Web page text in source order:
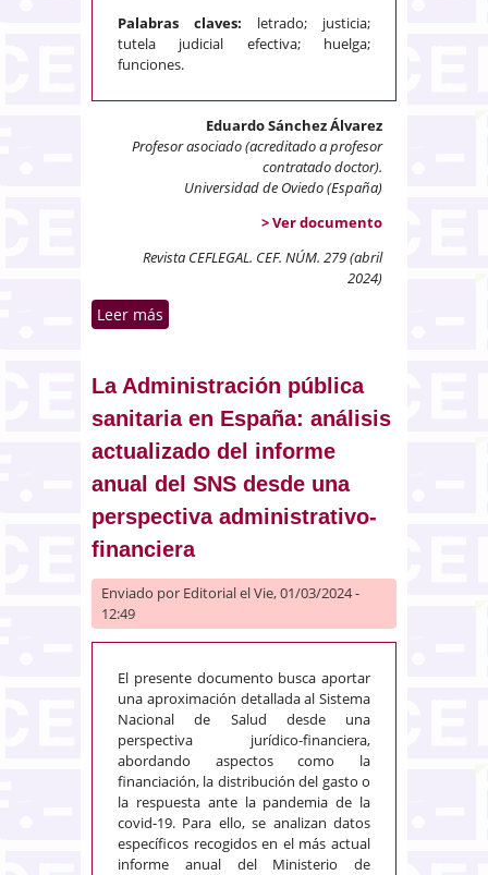
Palabras claves: letrado; justicia;
tutela judicial efectiva; huelga;
funciones.
Eduardo Sánchez Álvarez
Profesor asociado (acreditado a profesor
contratado doctor).
Universidad de Oviedo (España)
> Ver documento
Revista CEFLEGAL. CEF. NÚM. 279 (abril
2024)
Leer más
judicial efectiva. (Reflexiones
críticas y propuestas de futuro a
partir de un conflicto laboral)
La Administración pública
sanitaria en España: análisis
actualizado del informe
anual del SNS desde una
perspectiva administrativo-
financiera
Enviado por Editorialel Vie, 01/03/2024 -
12:49
El presente documento busca aportar
una aproximación detallada al Sistema
Nacional de Salud desde una
perspectiva jurídico-financiera,
abordando aspectos como la
financiación, la distribución del gasto o
la respuesta ante la pandemia de la
covid-19. Para ello, se analizan datos
específicos recogidos en el más actual
informe anual del Ministerio de